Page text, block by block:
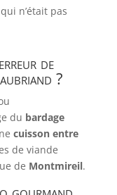
n’était pas
de
?
du bardage
cuisson entre
de viande
de Montmireil.